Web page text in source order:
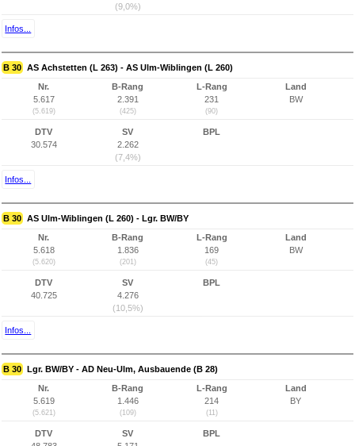
(9,0%)
Infos...
B 30 AS Achstetten (L 263) - AS Ulm-Wiblingen (L 260)
Nr.
5.617
(5.619)
B-Rang
2.391
(425)
L-Rang
231
(90)
Land
BW
DTV
30.574
SV
2.262
(7,4%)
BPL
Infos...
B 30 AS Ulm-Wiblingen (L 260) - Lgr. BW/BY
Nr.
5.618
(5.620)
B-Rang
1.836
(201)
L-Rang
169
(45)
Land
BW
DTV
40.725
SV
4.276
(10,5%)
BPL
Infos...
B 30 Lgr. BW/BY - AD Neu-Ulm, Ausbauende (B 28)
Nr.
5.619
(5.621)
B-Rang
1.446
(109)
L-Rang
214
(11)
Land
BY
DTV
SV
BPL